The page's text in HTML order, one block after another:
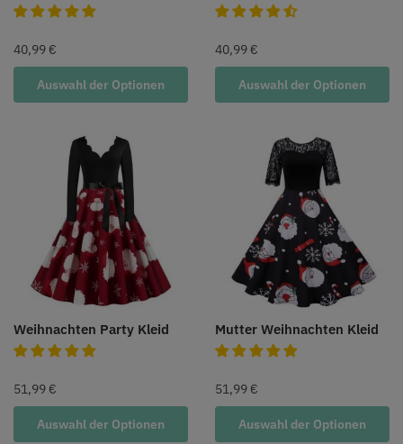
40,99 €
Auswahl der Optionen
40,99 €
Auswahl der Optionen
Weihnachten Party Kleid
51,99 €
Auswahl der Optionen
Mutter Weihnachten Kleid
51,99 €
Auswahl der Optionen